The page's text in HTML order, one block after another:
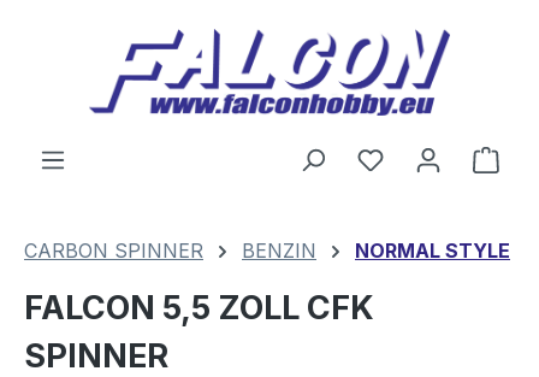
Zum Hauptinhalt springen
Du hast 0
CARBON SPINNER BENZIN NORMAL STYLE
FALCON 5,5 ZOLL CFK
SPINNER